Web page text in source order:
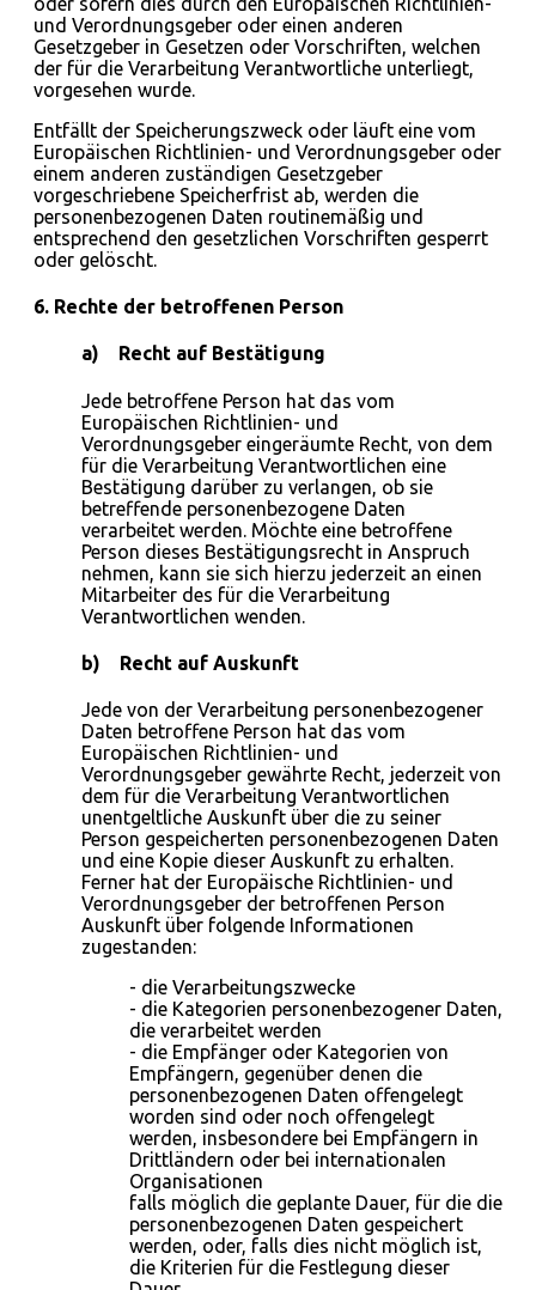
und Verordnungsgeber oder einen anderen
Gesetzgeber in Gesetzen oder Vorschriften, welchen
der für die Verarbeitung Verantwortliche unterliegt,
vorgesehen wurde.
Entfällt der Speicherungszweck oder läuft eine vom
Europäischen Richtlinien- und Verordnungsgeber oder
einem anderen zuständigen Gesetzgeber
vorgeschriebene Speicherfrist ab, werden die
personenbezogenen Daten routinemäßig und
entsprechend den gesetzlichen Vorschriften gesperrt
oder gelöscht.
6. Rechte der betroffenen Person
a) Recht auf Bestätigung
Jede betroffene Person hat das vom
Europäischen Richtlinien- und
Verordnungsgeber eingeräumte Recht, von dem
für die Verarbeitung Verantwortlichen eine
Bestätigung darüber zu verlangen, ob sie
betreffende personenbezogene Daten
verarbeitet werden. Möchte eine betroffene
Person dieses Bestätigungsrecht in Anspruch
nehmen, kann sie sich hierzu jederzeit an einen
Mitarbeiter des für die Verarbeitung
Verantwortlichen wenden.
b) Recht auf Auskunft
Jede von der Verarbeitung personenbezogener
Daten betroffene Person hat das vom
Europäischen Richtlinien- und
Verordnungsgeber gewährte Recht, jederzeit von
dem für die Verarbeitung Verantwortlichen
unentgeltliche Auskunft über die zu seiner
Person gespeicherten personenbezogenen Daten
und eine Kopie dieser Auskunft zu erhalten.
Ferner hat der Europäische Richtlinien- und
Verordnungsgeber der betroffenen Person
Auskunft über folgende Informationen
zugestanden:
- die Verarbeitungszwecke
- die Kategorien personenbezogener Daten,
die verarbeitet werden
- die Empfänger oder Kategorien von
Empfängern, gegenüber denen die
personenbezogenen Daten offengelegt
worden sind oder noch offengelegt
werden, insbesondere bei Empfängern in
Drittländern oder bei internationalen
Organisationen
falls möglich die geplante Dauer, für die die
personenbezogenen Daten gespeichert
werden, oder, falls dies nicht möglich ist,
die Kriterien für die Festlegung dieser